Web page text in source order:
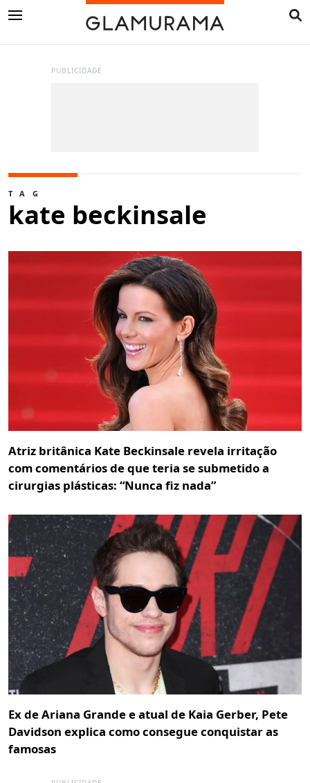
PUBLICIDADE
TAG
kate beckinsale
Atriz britânica Kate Beckinsale revela irritação
com comentários de que teria se submetido a
cirurgias plásticas: “Nunca fiz nada”
Ex de Ariana Grande e atual de Kaia Gerber, Pete
Davidson explica como consegue conquistar as
famosas